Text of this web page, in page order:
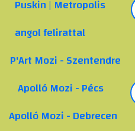
Puskin | Metropolis
angol felirattal
P'Art Mozi - Szentendre
Apolló Mozi - Pécs
Apolló Mozi - Debrecen